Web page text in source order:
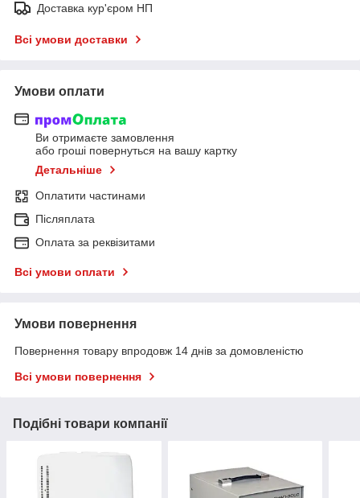
Доставка кур'єром НП
Всі умови доставки
Умови оплати
Ви отримаєте замовлення
або гроші повернуться на вашу картку
Детальніше
Оплатити частинами
Післяплата
Оплата за реквізитами
Всі умови оплати
Умови повернення
Повернення товару впродовж 14 днів за домовленістю
Всі умови повернення
Подібні товари компанії